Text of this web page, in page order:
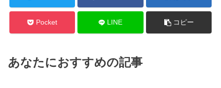
Pocket LINE コピー
あなたにおすすめの記事